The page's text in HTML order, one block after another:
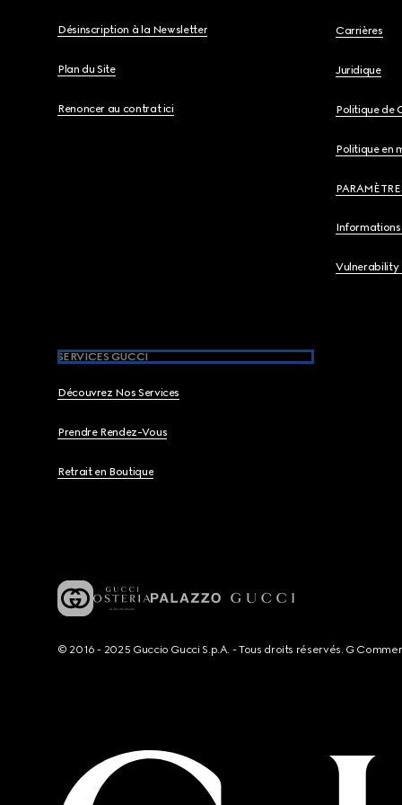
Désinscription à la Newsletter
Plan du Site
Renoncer au contrat ici
Carrières
Juridique
Politique de
Politique en
Informations
Vulnerability
SERVICES GUCCI
Découvrez Nos Services
Prendre Rendez-Vous
Retrait en Boutique
© 2016 - 2025 Guccio Gucci S.p.A. - Tous droits réservés. G